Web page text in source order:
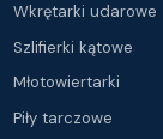
Wkrętarki udarowe
Szlifierki kątowe
Młotowiertarki
Piły tarczowe